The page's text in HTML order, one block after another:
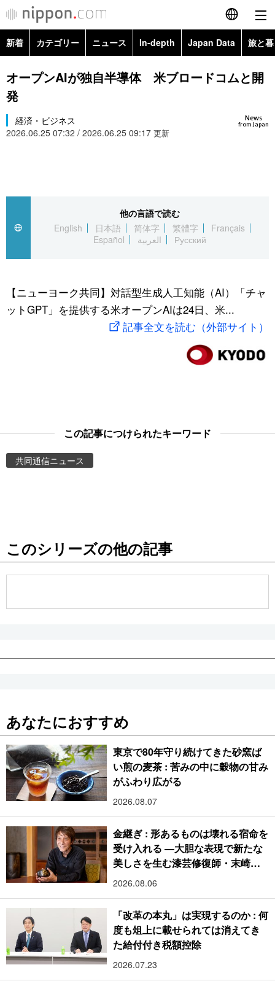
English
简体字
Русский
カテゴリー
国際
社会
文化
アーカイブ
Japan Data
旅と暮らし
動画/Live
Images
People
公式SNS
新着 カテゴリー ニュース In-depth Japan Data 旅と
政治・外交
経済・ビジネス
国際・海外
文化
科学・技術
暮らし
スポーツ・東京2020
Topics
オープンAIが独自半導体 米ブロードコムと開
発
News
from Japan
経済・ビジネス
2026.06.25 07:32 / 2026.06.25 09:17 更新
他の言語で読む
English
日本語 简体字 繁體字
Français
Español
العربية Русский
【ニューヨーク共同】対話型生成人工知能（AI）「チャ
ットGPT」を提供する米オープンAIは24日、米...
記事全文を読む（外部サイト）
この記事につけられたキーワード
共同通信ニュース
このシリーズの他の記事
あなたにおすすめ
東京で80年守り続けてきた砂窯ば
い煎の麦茶 : 苦みの中に穀物の甘み
がふわり広がる
2026.08.07
金継ぎ : 形あるものは壊れる宿命を
受け入れる ―大胆な表現で新たな
美しさを生む漆芸修復師・末崎広
樹
2026.08.06
「改革の本丸」は実現するのか : 何
度も俎上に載せられては消えてき
た給付付き税額控除
2026.07.23